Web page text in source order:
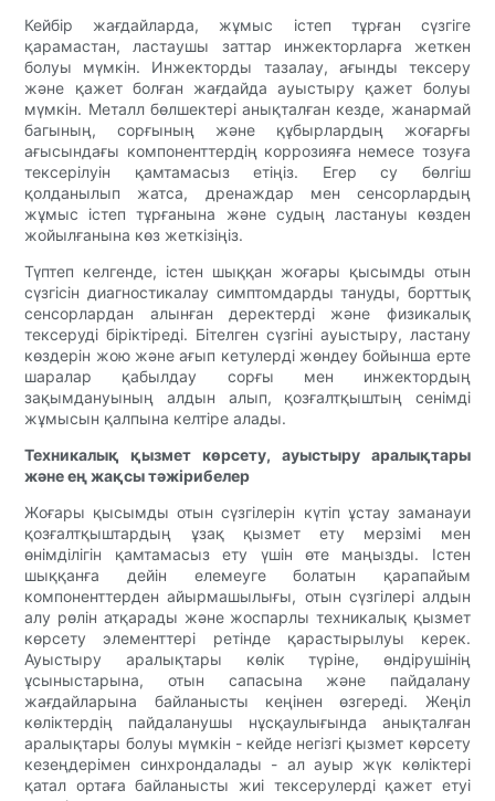
Кейбір жағдайларда, жұмыс істеп тұрған сүзгіге
қарамастан, ластаушы заттар инжекторларға жеткен
болуы мүмкін. Инжекторды тазалау, ағынды тексеру
және қажет болған жағдайда ауыстыру қажет болуы
мүмкін. Металл бөлшектері анықталған кезде, жанармай
багының, сорғының және құбырлардың жоғарғы
ағысындағы компоненттердің коррозияға немесе тозуға
тексерілуін қамтамасыз етіңіз. Егер су бөлгіш
қолданылып жатса, дренаждар мен сенсорлардың
жұмыс істеп тұрғанына және судың ластануы көзден
жойылғанына көз жеткізіңіз.
Түптеп келгенде, істен шыққан жоғары қысымды отын
сүзгісін диагностикалау симптомдарды тануды, борттық
сенсорлардан алынған деректерді және физикалық
тексеруді біріктіреді. Бітелген сүзгіні ауыстыру, ластану
көздерін жою және ағып кетулерді жөндеу бойынша ерте
шаралар қабылдау сорғы мен инжектордың
зақымдануының алдын алып, қозғалтқыштың сенімді
жұмысын қалпына келтіре алады.
Техникалық қызмет көрсету, ауыстыру аралықтары
және ең жақсы тәжірибелер
Жоғары қысымды отын сүзгілерін күтіп ұстау заманауи
қозғалтқыштардың ұзақ қызмет ету мерзімі мен
өнімділігін қамтамасыз ету үшін өте маңызды. Істен
шыққанға дейін елемеуге болатын қарапайым
компоненттерден айырмашылығы, отын сүзгілері алдын
алу рөлін атқарады және жоспарлы техникалық қызмет
көрсету элементтері ретінде қарастырылуы керек.
Ауыстыру аралықтары көлік түріне, өндірушінің
ұсыныстарына, отын сапасына және пайдалану
жағдайларына байланысты кеңінен өзгереді. Жеңіл
көліктердің пайдаланушы нұсқаулығында анықталған
аралықтары болуы мүмкін - кейде негізгі қызмет көрсету
кезеңдерімен синхрондалады - ал ауыр жүк көліктері
қатал ортаға байланысты жиі тексерулерді қажет етуі